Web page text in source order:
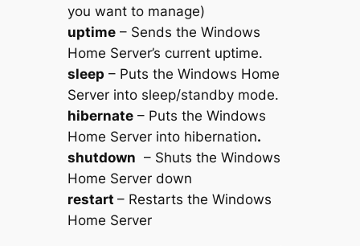
you want to manage)
uptime– Sends the Windows
Home Server’s current uptime.
sleep – Puts the Windows Home
Server into sleep/standby mode.
hibernate– Puts the Windows
Home Server into hibernation.
shutdown – Shuts the Windows
Home Server down
restart – Restarts the Windows
Home Server